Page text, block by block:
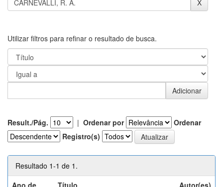
Utilizar filtros para refinar o resultado de busca.
Result./Pág. | Ordenar por
Ordenar
Registro(s)
Resultado 1-1 de 1.
Ano de
Título Autor(es)